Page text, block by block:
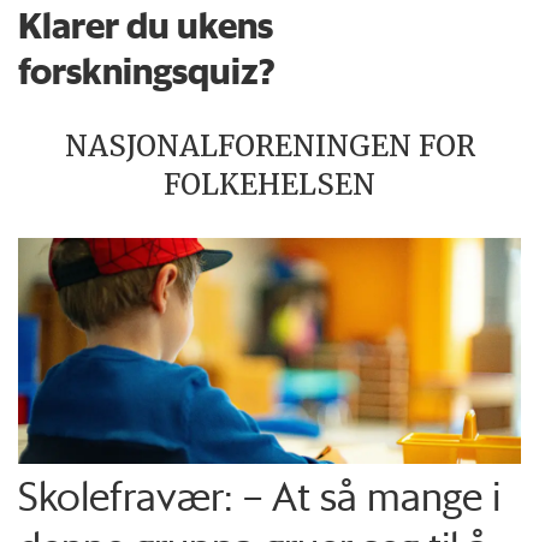
Klarer du ukens
forskningsquiz?
NASJONALFORENINGEN FOR
FOLKEHELSEN
Skolefravær: – At så mange i